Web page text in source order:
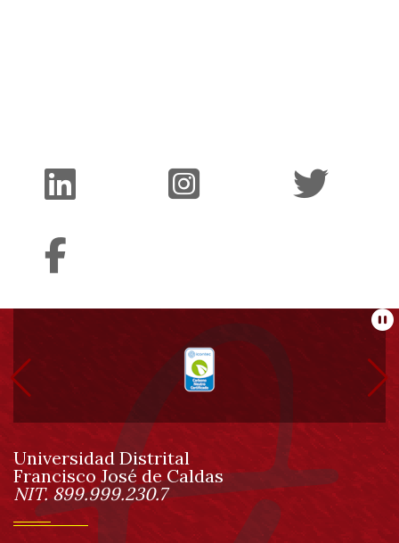
Información
pie
de
página
Información
Universidad Distrital
Francisco José de Caldas
NIT. 899.999.230.7